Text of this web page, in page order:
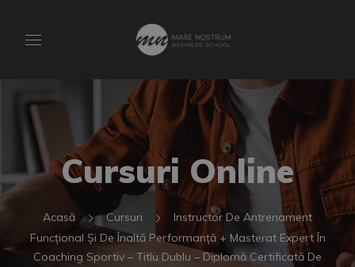
Cursuri Online
Acasă Cursuri
Instructor De Antrenament
Funcțional Și De Înaltă Performanță + Masterat Expert În
Coaching Sportiv – Titlu Dublu – Diplomă Certificată De